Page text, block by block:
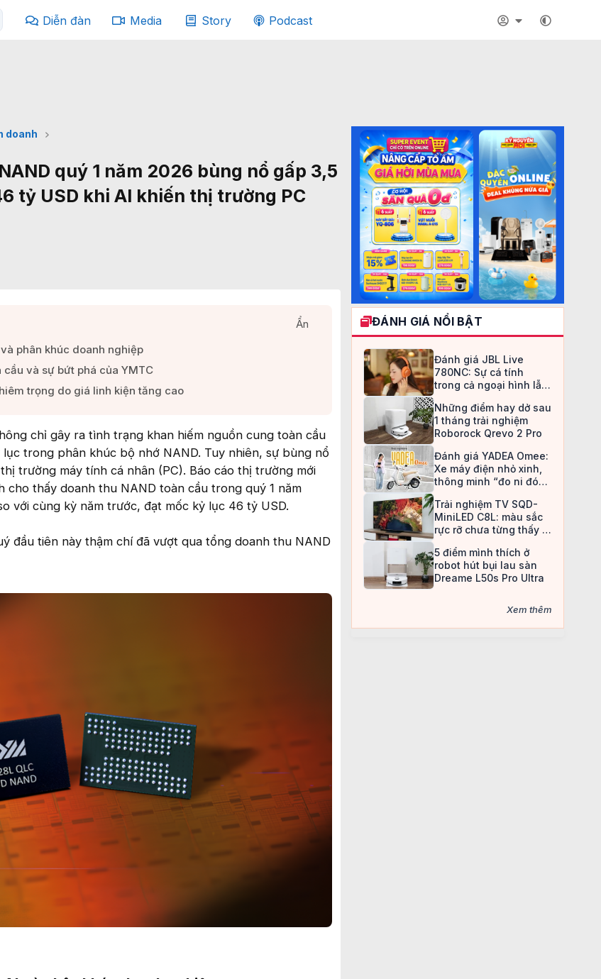
Diễn đàn Media Story Podcast
doanh
quý 1 năm 2026 bùng nổ gấp 3,5
tỷ USD khi AI khiến thị trường PC
Ẩn
phân khúc doanh nghiệp​
cầu và sự bứt phá của YMTC​
trọng do giá linh kiện tăng cao​
chỉ gây ra tình trạng khan hiếm nguồn cung toàn cầu
trong phân khúc bộ nhớ NAND. Tuy nhiên, sự bùng nổ
trường máy tính cá nhân (PC). Báo cáo thị trường mới
cho thấy doanh thu NAND toàn cầu trong quý 1 năm
với cùng kỳ năm trước, đạt mốc kỷ lục 46 tỷ USD.
đầu tiên này thậm chí đã vượt qua tổng doanh thu NAND
ĐÁNH GIÁ NỔI BẬT
Đánh giá JBL Live
780NC: Sự cá tính
trong cả ngoại hình lẫn
Những điểm hay dở sau
1 tháng trải nghiệm
Roborock Qrevo 2 Pro
Đánh giá YADEA Omee:
Xe máy điện nhỏ xinh,
thông minh “đo ni đóng
Trải nghiệm TV SQD-
MiniLED C8L: màu sắc
rực rỡ chưa từng thấy ở
5 điểm mình thích ở
robot hút bụi lau sàn
Dreame L50s Pro Ultra
Xem thêm